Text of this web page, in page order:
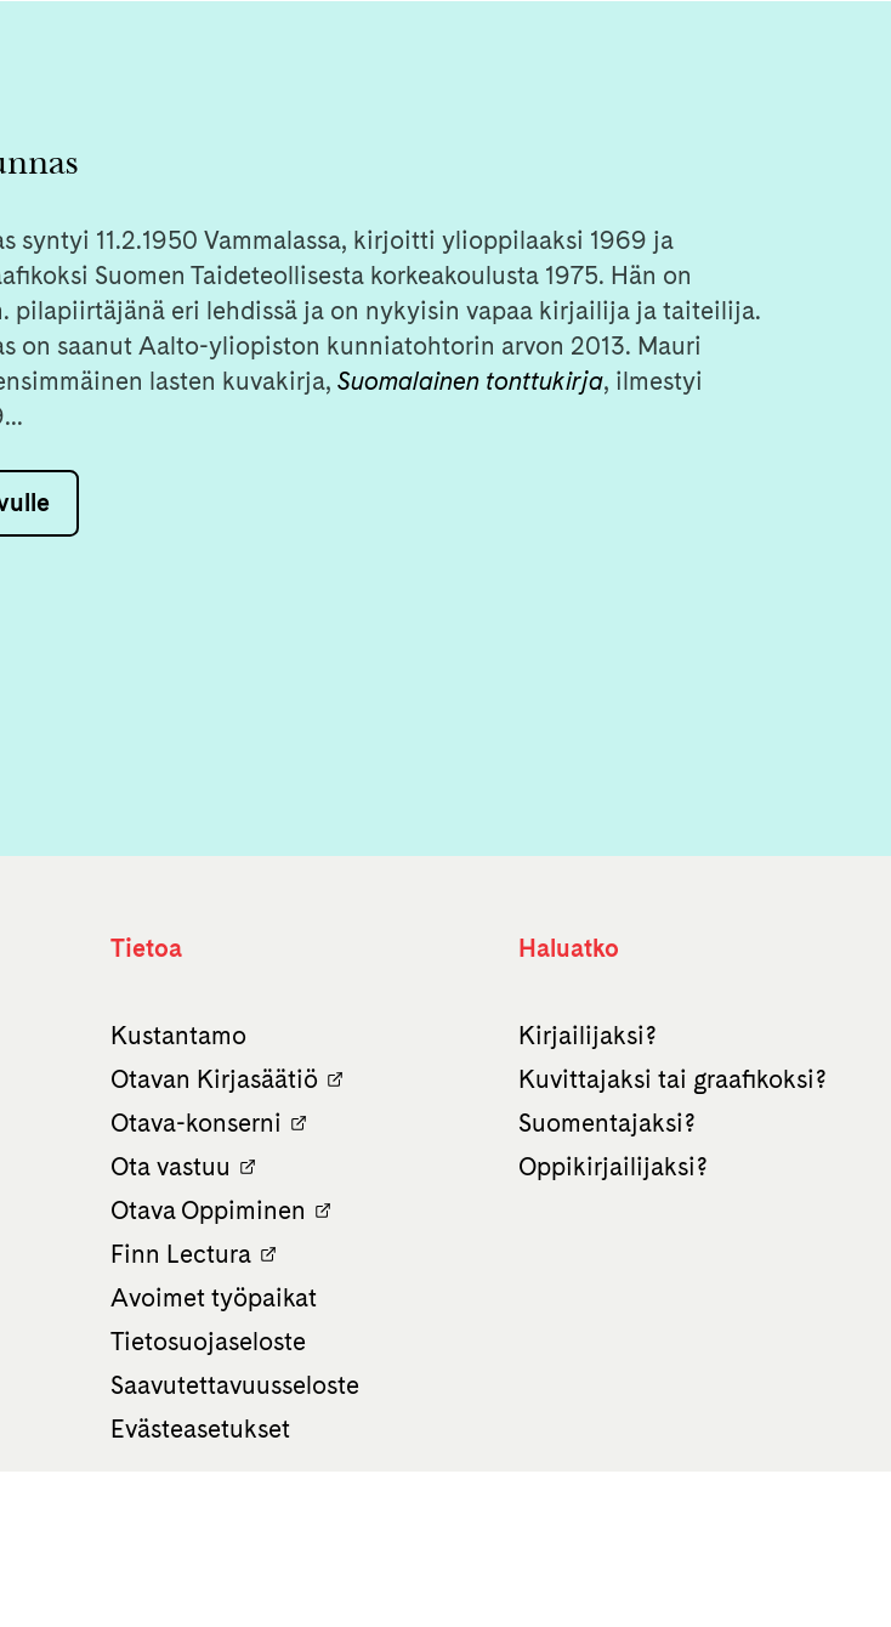
syntyi 11.2.1950 Vammalassa, kirjoitti ylioppilaaksi 1969 ja
Suomen Taideteollisesta korkeakoulusta 1975. Hän on
pilapiirtäjänä eri lehdissä ja on nykyisin vapaa kirjailija ja taiteilija.
on saanut Aalto-yliopiston kunniatohtorin arvon 2013. Mauri
lasten kuvakirja,Suomalainen tonttukirja, ilmestyi
Tietoa
Kustantamo
Otavan Kirjasäätiö
Otava-konserni
Ota vastuu
Otava Oppiminen
Finn Lectura
Avoimet työpaikat
Tietosuojaseloste
Saavutettavuusseloste
Evästeasetukset
Haluatko
Kirjailijaksi?
Kuvittajaksi tai graafikoksi?
Suomentajaksi?
Oppikirjailijaksi?